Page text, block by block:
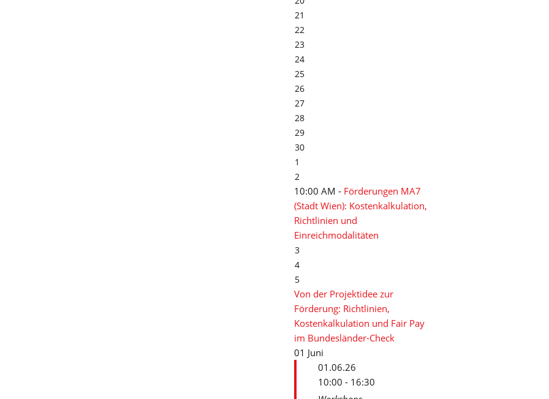
21
22
23
24
25
26
27
28
29
30
1
2
10:00 AM - Förderungen MA7
(Stadt Wien): Kostenkalkulation,
Richtlinien und
Einreichmodalitäten
3
4
5
Von der Projektidee zur
Förderung: Richtlinien,
Kostenkalkulation und Fair Pay
im Bundesländer-Check
01 Juni
01.06.26
10:00 - 16:30